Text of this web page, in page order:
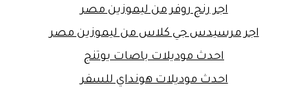
اجر رنج روفر من ليموزين مصر
اجر مرسيدس جي كلاس من ليموزين مصر
احدث موديلات باصات يوتنج
احدث موديلات هونداي للسفر